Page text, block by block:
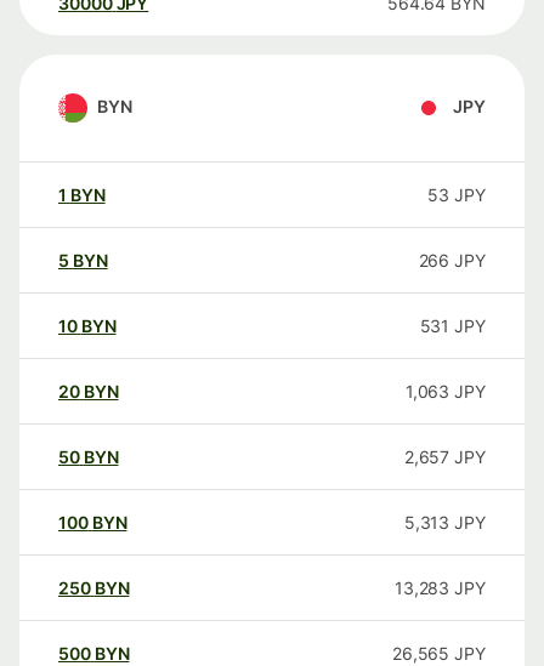
BYN JPY
1 BYN 53 JPY
5 BYN 266 JPY
10 BYN 531 JPY
20 BYN 1,063 JPY
50 BYN 2,657 JPY
100 BYN 5,313 JPY
250 BYN 13,283 JPY
500 BYN 26,565 JPY